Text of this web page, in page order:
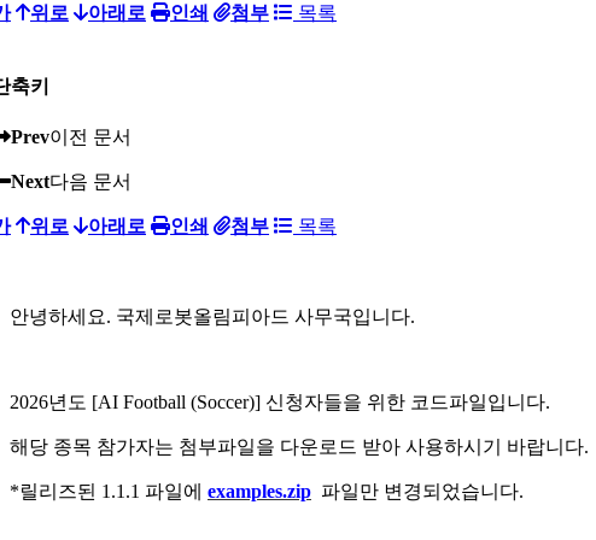
위로 아래로 인쇄 첨부 목록
축키
Prev이전 문서
Next다음 문서
위로 아래로 인쇄 첨부 목록
안녕하세요. 국제로봇올림피아드 사무국입니다.
2026년도 [AI Football (Soccer)] 신청자들을 위한 코드파일입니다.
해당 종목 참가자는 첨부파일을 다운로드 받아 사용하시기 바랍니다.
*릴리즈된 1.1.1 파일에 examples.zip 파일만 변경되었습니다.